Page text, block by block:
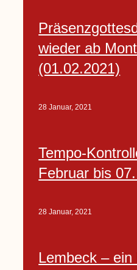
wieder ab
(01.02.2021)
28 Januar, 2021
Tempo-
Februar bis
28 Januar, 2021
Lembeck –